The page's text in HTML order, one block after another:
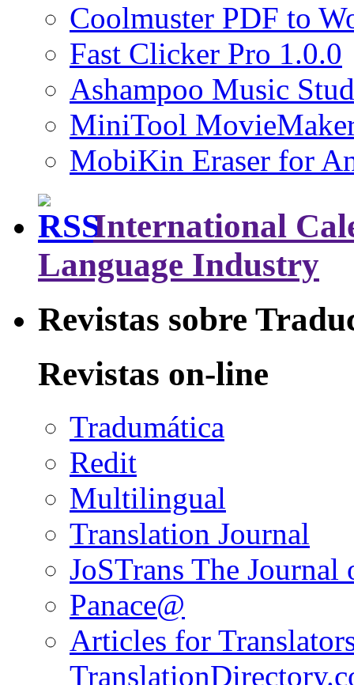
Coolmuster PDF to
Fast Clicker Pro 1.0.0
Ashampoo Music
MiniTool
MobiKin Eraser for
International
Language Industry
Revistas sobre
Revistas on-line
Tradumática
Redit
Multilingual
Translation Journal
JoSTrans The
Panace@
Articles for